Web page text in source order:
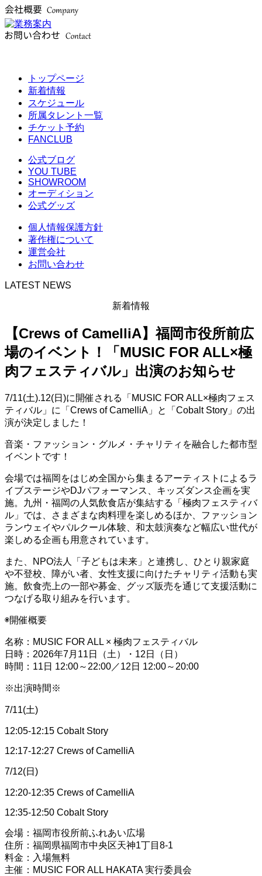
トップページ
新着情報
スケジュール
所属タレント一覧
チケット予約
FANCLUB
公式ブログ
YOU TUBE
SHOWROOM
オーディション
公式グッズ
個人情報保護方針
著作権について
運営会社
お問い合わせ
LATEST NEWS
新着情報
【Crews of CamelliA】福岡市役所前広
場のイベント！「MUSIC FOR ALL×極
肉フェスティバル」出演のお知らせ
7/11(土).12(日)に開催される「MUSIC FOR ALL×極肉フェス
ティバル」に「Crews of CamelliA」と「Cobalt Story」の出
演が決定しました！
音楽・ファッション・グルメ・チャリティを融合した都市型
イベントです！
会場では福岡をはじめ全国から集まるアーティストによるラ
イブステージやDJパフォーマンス、キッズダンス企画を実
施。九州・福岡の人気飲食店が集結する「極肉フェスティバ
ル」では、さまざまな肉料理を楽しめるほか、ファッション
ランウェイやパルクール体験、和太鼓演奏など幅広い世代が
楽しめる企画も用意されています。
また、NPO法人「子どもは未来」と連携し、ひとり親家庭
や不登校、障がい者、女性支援に向けたチャリティ活動も実
施。飲食売上の一部や募金、グッズ販売を通じて支援活動に
つなげる取り組みを行います。
◉開催概要
名称：MUSIC FOR ALL × 極肉フェスティバル
日時：2026年7月11日（土）・12日（日）
時間：11日 12:00～22:00／12日 12:00～20:00
※出演時間※
7/11(土)
12:05-12:15 Cobalt Story
12:17-12:27 Crews of CamelliA
7/12(日)
12:20-12:35 Crews of CamelliA
12:35-12:50 Cobalt Story
会場：福岡市役所前ふれあい広場
住所：福岡県福岡市中央区天神1丁目8-1
料金：入場無料
主催：MUSIC FOR ALL HAKATA 実行委員会